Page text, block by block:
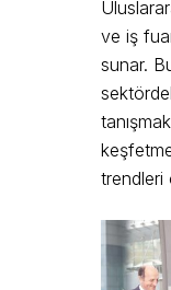
ve iş
sunar.
trendleri